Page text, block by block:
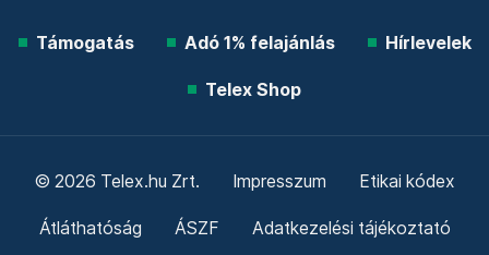
Támogatás Adó 1% felajánlás Hírlevelek
Telex Shop
© 2026 Telex.hu Zrt. Impresszum Etikai kódex
Átláthatóság ÁSZF Adatkezelési tájékoztató